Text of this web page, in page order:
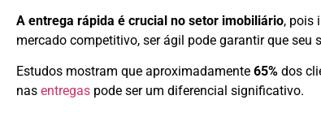
A entrega rápida é crucial no setor imobiliário, pois
mercado competitivo, ser ágil pode garantir que seu
Estudos mostram que aproximadamente 65% dos
nas entregas pode ser um diferencial significativo.